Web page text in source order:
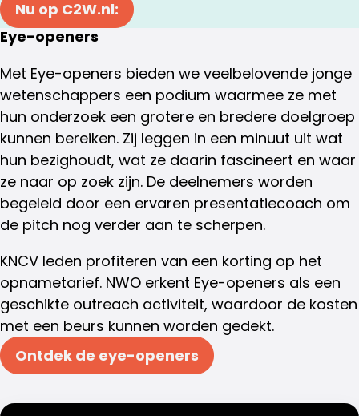
Nu op C2W.nl:
Eye-openers
Met Eye-openers bieden we veelbelovende jonge
wetenschappers een podium waarmee ze met
hun onderzoek een grotere en bredere doelgroep
kunnen bereiken. Zij leggen in een minuut uit wat
hun bezighoudt, wat ze daarin fascineert en waar
ze naar op zoek zijn. De deelnemers worden
begeleid door een ervaren presentatiecoach om
de pitch nog verder aan te scherpen.
KNCV leden profiteren van een korting op het
opnametarief. NWO erkent Eye-openers als een
geschikte outreach activiteit, waardoor de kosten
met een beurs kunnen worden gedekt.
Ontdek de eye-openers